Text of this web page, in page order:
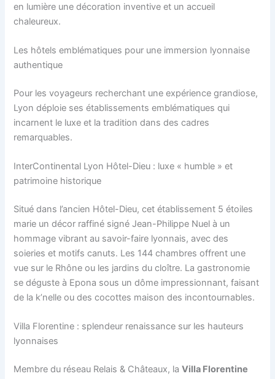
en lumière une décoration inventive et un accueil
chaleureux.
Les hôtels emblématiques pour une immersion lyonnaise
authentique
Pour les voyageurs recherchant une expérience grandiose,
Lyon déploie ses établissements emblématiques qui
incarnent le luxe et la tradition dans des cadres
remarquables.
InterContinental Lyon Hôtel-Dieu : luxe « humble » et
patrimoine historique
Situé dans l’ancien Hôtel-Dieu, cet établissement 5 étoiles
marie un décor raffiné signé Jean-Philippe Nuel à un
hommage vibrant au savoir-faire lyonnais, avec des
soieries et motifs canuts. Les 144 chambres offrent une
vue sur le Rhône ou les jardins du cloître. La gastronomie
se déguste à Epona sous un dôme impressionnant, faisant
de la k’nelle ou des cocottes maison des incontournables.
Villa Florentine : splendeur renaissance sur les hauteurs
lyonnaises
Membre du réseau Relais & Châteaux, laVilla Florentine